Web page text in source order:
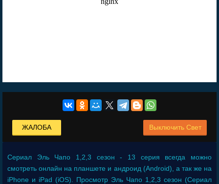
Выключить Свет
ЖАЛОБА
Сериал Эль Чапо 1,2,3 сезон - 13 серия всегда можно
смотреть онлайн на планшете и андроид (Android), а так же на
iPhone и iPad (iOS). Просмотр Эль Чапо 1,2,3 сезон (Сериал